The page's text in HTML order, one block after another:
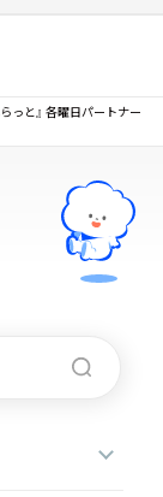
っと』 各曜日パートナー